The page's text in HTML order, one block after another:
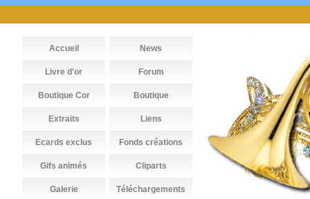
Accueil News
Livre d'or Forum
Boutique Cor Boutique
Extraits Liens
Ecards exclus Fonds créations
Gifs animés Cliparts
Galerie Téléchargements